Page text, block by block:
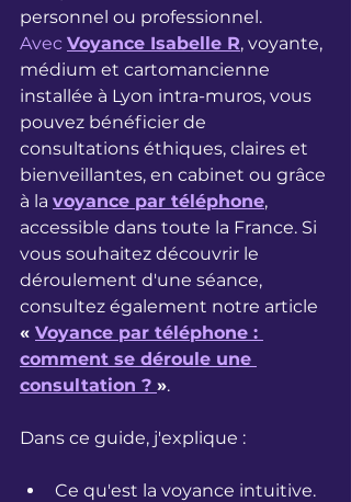
personnel ou professionnel.
Avec Voyance Isabelle R, voyante,
médium et cartomancienne
installée à Lyon intra-muros, vous
pouvez bénéficier de
consultations éthiques, claires et
bienveillantes, en cabinet ou grâce
à la voyance par téléphone,
accessible dans toute la France. Si
vous souhaitez découvrir le
déroulement d'une séance,
consultez également notre article
« Voyance par téléphone :
comment se déroule une
consultation ? ».
Dans ce guide, j'explique :
Ce qu'est la voyance intuitive.